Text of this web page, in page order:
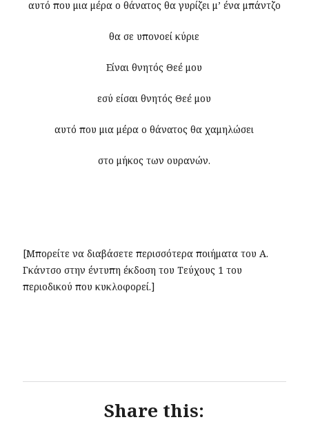
αυτό που μια μέρα ο θάνατος θα γυρίζει μ’ ένα μπάντζο
θα σε υπονοεί κύριε
Είναι θνητός Θεέ μου
εσύ είσαι θνητός Θεέ μου
αυτό που μια μέρα ο θάνατος θα χαμηλώσει
στο μήκος των ουρανών.
[Μπορείτε να διαβάσετε περισσότερα ποιήματα του Α.
Γκάντσο στην έντυπη έκδοση του Τεύχους 1 του
περιοδικού που κυκλοφορεί.]
Share this: